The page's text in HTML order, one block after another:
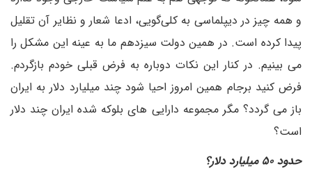
و همه چیز در دیپلماسی به کلی‌گویی، ادعا شعار و نظایر آن تقلیل
پیدا کرده است. در همین دولت سیزدهم ما به عینه این مشکل را
می بینیم. در کنار این نکات دوباره به فرض قبلی خودم بازگردم.
فرض کنید برجام همین امروز احیا شود چند میلیارد دلار به ایران
باز می گردد؟ مگر مجموعه دارایی های بلوکه شده ایران چند دلار
است؟
حدود ۵۰ میلیارد دلار؟